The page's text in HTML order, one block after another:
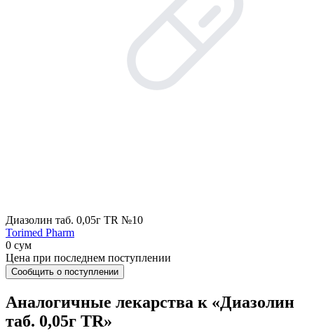
Диазолин таб. 0,05г TR №10
Torimed Pharm
0 сум
Цена при последнем поступлении
Сообщить о поступлении
Аналогичные лекарства к «Диазолин
таб. 0,05г TR»